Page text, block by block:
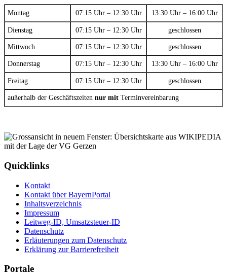
Montag 07:15 Uhr – 12:30 Uhr 13:30 Uhr – 16:00 Uhr
Dienstag 07:15 Uhr – 12:30 Uhr geschlossen
Mittwoch 07:15 Uhr – 12:30 Uhr geschlossen
Donnerstag 07:15 Uhr – 12:30 Uhr 13:30 Uhr – 16:00 Uhr
Freitag 07:15 Uhr – 12:30 Uhr geschlossen
außerhalb der Geschäftszeiten nur mit Terminvereinbarung
Quicklinks
Kontakt
Kontakt über BayernPortal
Inhaltsverzeichnis
Impressum
Leitweg-ID, Umsatzsteuer-ID
Datenschutz
Erläuterungen zum Datenschutz
Erklärung zur Barrierefreiheit
Portale